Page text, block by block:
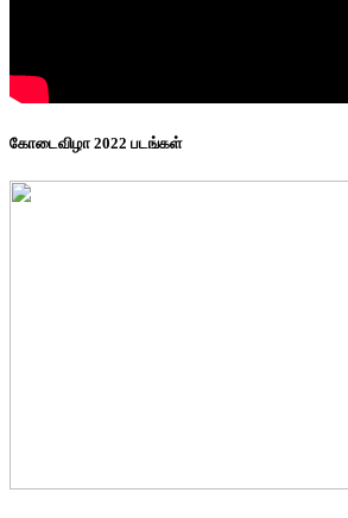
கோடைவிழா 2022 படங்கள்